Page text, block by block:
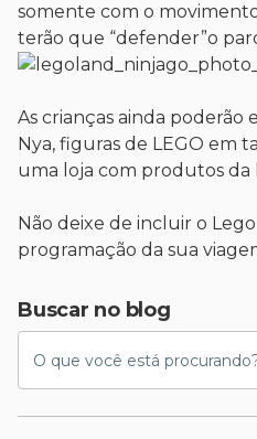
somente com o
terão que “defender”o
As crianças ainda poderão
Nya, figuras de LEGO em
uma loja com produtos da
Não deixe de incluir o
programação da sua
Buscar no blog